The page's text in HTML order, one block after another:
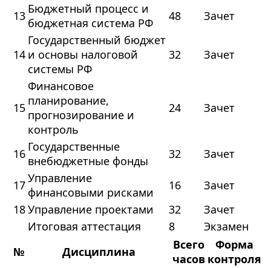
13 Бюджетный процесс и
бюджетная система РФ
48 Зачет
14
Государственный бюджет
и основы налоговой
системы РФ
32 Зачет
15
Финансовое
планирование,
прогнозирование и
контроль
24 Зачет
16 Государственные
внебюджетные фонды
32 Зачет
17Управление
финансовыми рисками
16
Зачет
18Управление проектами 32
Зачет
Итоговая аттестация
8
Экзамен
№
Дисциплина
Всего
часов
Форма
контроля